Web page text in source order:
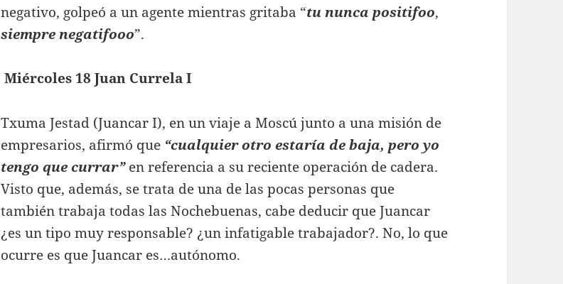
negativo, golpeó a un agente mientras gritaba “tu nunca positifoo,
siempre negatifooo”.
Miércoles 18 Juan Currela I
Txuma Jestad (Juancar I), en un viaje a Moscú junto a una misión de
empresarios, afirmó que “cualquier otro estaría de baja, pero yo
tengo que currar”en referencia a su reciente operación de cadera.
Visto que, además, se trata de una de las pocas personas que
también trabaja todas las Nochebuenas, cabe deducir que Juancar
¿es un tipo muy responsable? ¿un infatigable trabajador?. No, lo que
ocurre es que Juancar es…autónomo.